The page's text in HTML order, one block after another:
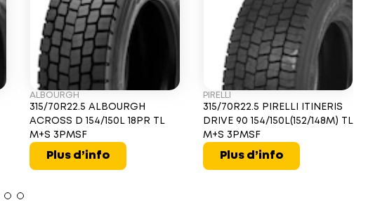
ALBOURGH
315/70R22.5 ALBOURGH
ACROSS D 154/150L 18PR TL
M+S 3PMSF
Plus d’info
PIRELLI
315/70R22.5 PIRELLI ITINERIS
DRIVE 90 154/150L(152/148M) TL
M+S 3PMSF
Plus d’info